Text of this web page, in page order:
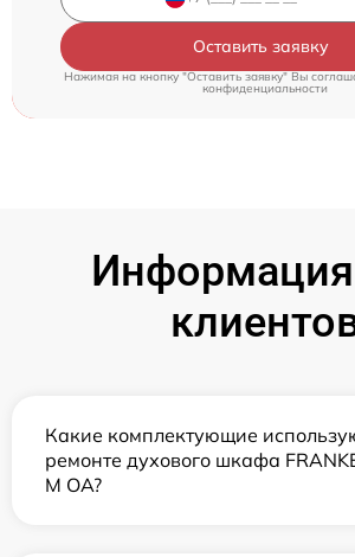
Оставить заявку
Нажимая на кнопку "Оставить заявку" Вы
конфиденциальности
Какие комплектующие
ремонте духового шкафа
M OA?